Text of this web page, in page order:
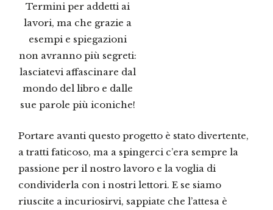
Termini per addetti ai
lavori, ma che grazie a
esempi e spiegazioni
non avranno più segreti:
lasciatevi affascinare dal
mondo del libro e dalle
sue parole più iconiche!
Portare avanti questo progetto è stato divertente,
a tratti faticoso, ma a spingerci c’era sempre la
passione per il nostro lavoro e la voglia di
condividerla con i nostri lettori. E se siamo
riuscite a incuriosirvi, sappiate che l’attesa è